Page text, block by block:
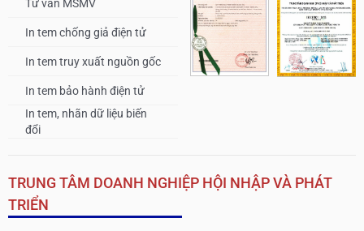
Tư vấn MSMV
In tem chống giả điện tử
In tem truy xuất nguồn gốc
In tem bảo hành điện tử
In tem, nhãn dữ liệu biến
đổi
TRUNG TÂM DOANH NGHIỆP HỘI NHẬP VÀ PHÁT
TRIỂN